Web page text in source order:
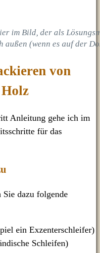
im Bild, der als
außen (wenn es auf der
von
Anleitung gehe ich im
für das
dazu folgende
ein Exzenterschleifer)
Schleifen)